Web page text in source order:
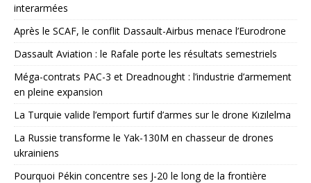
interarmées
Après le SCAF, le conflit Dassault-Airbus menace l’Eurodrone
Dassault Aviation : le Rafale porte les résultats semestriels
Méga-contrats PAC-3 et Dreadnought : l’industrie d’armement
en pleine expansion
La Turquie valide l’emport furtif d’armes sur le drone Kızılelma
La Russie transforme le Yak-130M en chasseur de drones
ukrainiens
Pourquoi Pékin concentre ses J-20 le long de la frontière